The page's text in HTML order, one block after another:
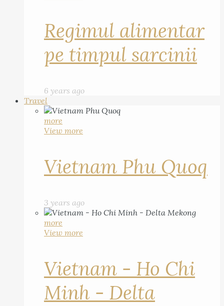
Regimul alimentar
pe timpul sarcinii
6 years ago
Travel
more
View more
Vietnam Phu Quoq
3 years ago
more
View more
Vietnam - Ho Chi
Minh - Delta